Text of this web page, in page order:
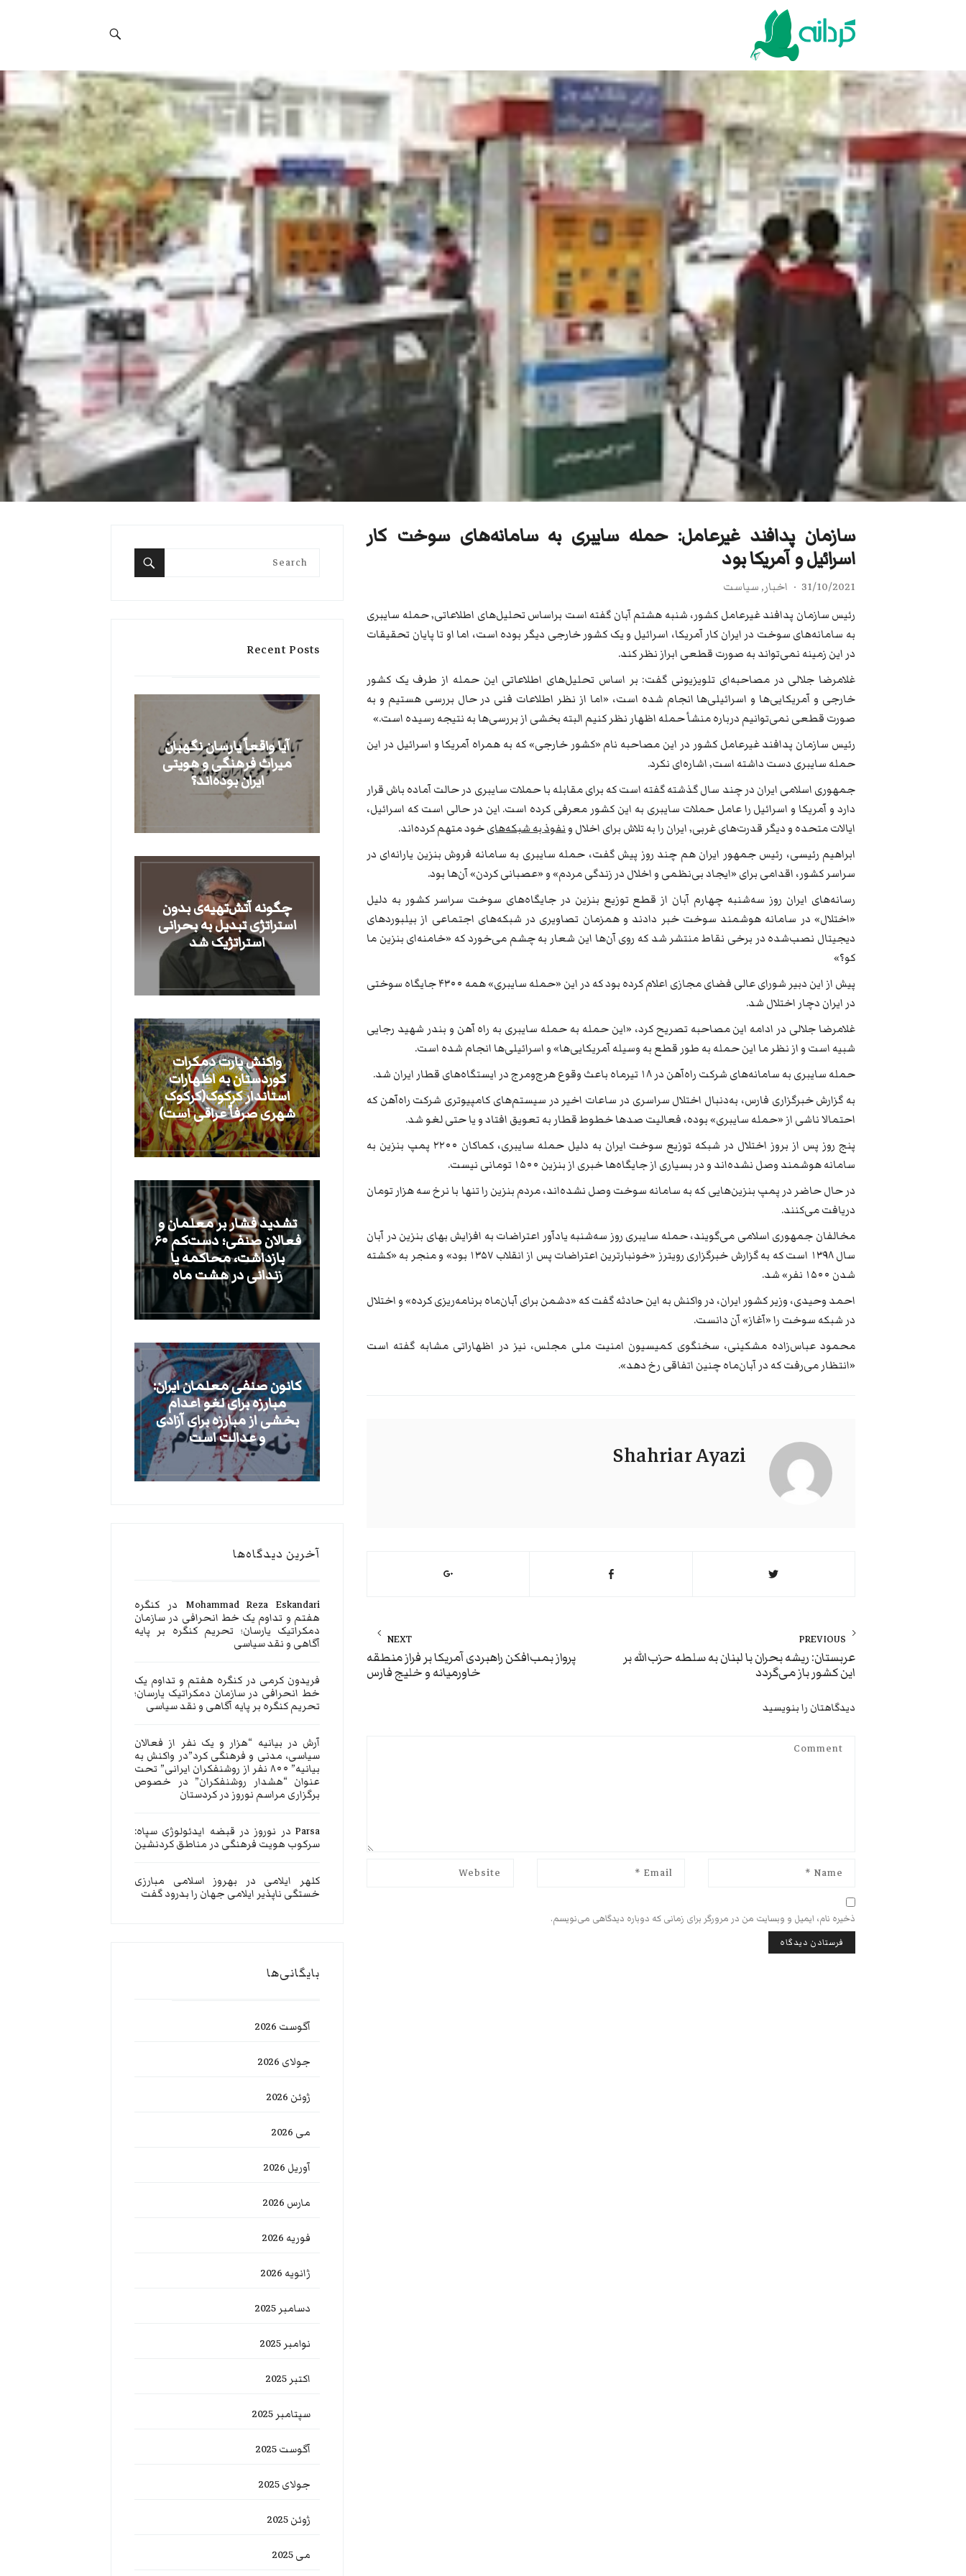
سازمان پدافند غیرعامل: حمله سایبری به سامانه‌های سوخت کار
اسرائیل و آمریکا بود
31/10/2021 اخبار, سیاست
رئیس سازمان پدافند غیرعامل کشور، شنبه هشتم آبان گفته است براساس تحلیل‌های اطلاعاتی٬ حمله سایبری
به سامانه‌های سوخت در ایران کار آمریکا، اسرائیل و یک کشور خارجی دیگر بوده است، اما او تا پایان تحقیقات
در این زمینه نمی‌تواند به صورت قطعی ابراز نظر کند.
غلامرضا جلالی در مصاحبه‌ای تلویزیونی گفت: بر اساس تحلیل‌های اطلاعاتی این حمله از طرف یک کشور
خارجی و آمریکایی‌ها و اسرائیلی‌ها انجام شده است، «اما از نظر اطلاعات فنی در حال بررسی هستیم و به
صورت قطعی نمی‌توانیم درباره منشأ حمله اظهار نظر کنیم البته بخشی از بررسی‌ها به نتیجه رسیده است.»
رئیس سازمان پدافند غیرعامل کشور در این مصاحبه نام «کشور خارجی» که به همراه آمریکا و اسرائیل در این
حمله سایبری دست داشته است٬ اشاره‌ای نکرد.
جمهوری اسلامی ایران در چند سال گذشته گفته است که برای مقابله با حملات سایبری در حالت آماده باش قرار
دارد و آمریکا و اسرائیل را عامل حملات سایبری به این کشور معرفی کرده است. این در حالی است که اسرائیل،
ایالات متحده و دیگر قدرت‌های غربی٬ ایران را به تلاش برای اخلال و
نفوذ به شبکه‌هایخود متهم کرده‌اند.
ابراهیم رئیسی، رئیس جمهور ایران هم چند روز پیش گفت، حمله سایبری به سامانه فروش بنزین یارانه‌ای در
سراسر کشور، اقدامی برای «ایجاد بی‌نظمی و اخلال در زندگی مردم» و «عصبانی کردن» آن‌ها بود.
رسانه‌های ایران روز سه‌شنبه چهارم آبان از قطع توزیع بنزین در جایگاه‌های سوخت سراسر کشور به دلیل
«اختلال» در سامانه هوشمند سوخت خبر دادند و همزمان تصاویری در شبکه‌های اجتماعی از بیلبوردهای
دیجیتال نصب‌شده در برخی نقاط منتشر شد که روی آن‌ها این شعار به چشم می‌خورد که «خامنه‌ای بنزین ما
کو؟»
پیش از این دبیر شورای عالی فضای مجازی اعلام کرده بود که در این «حمله سایبری» همه ۴۳۰۰ جایگاه سوختی
در ایران دچار اختلال شد.
غلامرضا جلالی در ادامه این مصاحبه تصریح کرد، «این حمله به حمله سایبری به راه آهن و بندر شهید رجایی
شبیه است و از نظر ما این حمله به طور قطع به وسیله آمریکایی‌ها» و اسرائیلی‌ها انجام شده است.
حمله سایبری به سامانه‌های شرکت راه‌آهن در ۱۸ تیرماه باعث وقوع هرج‌ومرج در ایستگاه‌های قطار ایران شد.
به گزارش خبرگزاری فارس، به‌دنبال اختلال سراسری در ساعات اخیر در سیستم‌های کامپیوتری شرکت راه‌آهن که
احتمالا ناشی از «حمله سایبری» بوده، فعالیت صدها خطوط قطار به تعویق افتاد و یا حتی لغو شد.
پنج روز پس از بروز اختلال در شبکه توزیع سوخت ایران به دلیل حمله سایبری، کماکان ۲۲۰۰ پمپ بنزین به
سامانه هوشمند وصل نشده‌اند و در بسیاری از جایگاه‌ها خبری از بنزین ۱۵۰۰ تومانی نیست.
در حال حاضر در پمپ‌ بنزین‌هایی که به سامانه سوخت وصل نشده‌اند، مردم بنزین را تنها با نرخ سه هزار تومان
دریافت می‌کنند.
مخالفان جمهوری اسلامی می‌گویند، حمله سایبری روز سه‌شنبه یادآور اعتراضات به افزایش بهای بنزین در آبان
سال ۱۳۹۸ است که به گزارش خبرگزاری رویترز «خونبارترین اعتراضات پس از انقلاب ۱۳۵۷ بود» و منجر به «کشته
شدن ۱۵۰۰ نفر» شد.
احمد وحیدی، وزیر کشور ایران، در واکنش به این حادثه گفت که «دشمن برای آبان‌ماه برنامه‌ریزی کرده» و اختلال
در شبکه سوخت را «آغاز» آن دانست.
محمود عباس‌زاده مشکینی، سخنگوی کمیسیون امنیت ملی مجلس، نیز در اظهاراتی مشابه گفته است
«انتظار می‌رفت که در آبان‌ماه چنین اتفاقی رخ دهد».
Shahriar Ayazi
راهبری
نوشته
PREVIOUS
Previous
post:
عربستان: ریشه بحران با لبنان به سلطه حزب‌الله بر
این کشور باز می‌گردد
NEXT
پرواز بمب‌افکن‌ راهبردی آمریکا بر فراز منطقه
خاورمیانه و خلیج فارس
دیدگاهتان را بنویسید
ذخیره نام، ایمیل و وبسایت من در مرورگر برای زمانی که دوباره دیدگاهی می‌نویسم.
Search
Recent Posts
آیا واقعاً یارسان نگهبان
میراث فرهنگی و هویتی
ایران بوده‌اند؟
​چگونه آتش‌تهیه‌ی بدون
استراتژی تبدیل به بحرانی
استراتژیک شد
واکنش پارت دمکرات
کوردستان به اظهارات
استاندار کرکوک(کرکوک
شهری صرفاً عراقی است)
تشدید فشار بر معلمان و
فعالان صنفی؛ دست‌کم ۶۰
بازداشت، محاکمه یا
زندانی در هشت ماه
کانون صنفی معلمان ایران:
مبارزه برای لغو اعدام
بخشی از مبارزه برای آزادی
و عدالت است
آخرین دیدگاه‌ها
Mohammad Reza Eskandari در کنگره
هفتم و تداوم یک خط انحرافی در سازمان
دمکراتیک یارسان؛ تحریم کنگره بر پایه
آگاهی و نقد سیاسی
فریدون کرمی در کنگره هفتم و تداوم یک
خط انحرافی در سازمان دمکراتیک یارسان؛
تحریم کنگره بر پایه آگاهی و نقد سیاسی
آرش در بیانیه “هزار و یک نفر از فعالان
سیاسی، مدنی و فرهنگی کرد”در واکنش به
بیانیه” ۸۰۰ نفر از روشنفکران ایرانی” تحت
عنوان “هشدار روشنفکران” در خصوص
برگزاری مراسم نوروز در کردستان
Parsaدر نوروز در قبضه ایدئولوژی سپاه:
سرکوب هویت فرهنگی در مناطق کردنشین
کلهر ایلامی در بهروز اسلامی مبارزی
خستگی ناپذیر ایلامی جهان را بدرود گفت
بایگانی‌ها
آگوست 2026
جولای 2026
ژوئن 2026
می 2026
آوریل 2026
مارس 2026
فوریه 2026
ژانویه 2026
دسامبر 2025
نوامبر 2025
اکتبر 2025
سپتامبر 2025
آگوست 2025
جولای 2025
ژوئن 2025
می 2025